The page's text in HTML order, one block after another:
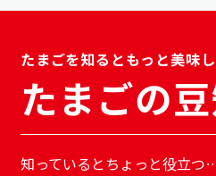
たまごを知るともっと美味し
たまごの
知っているとちょっと役立